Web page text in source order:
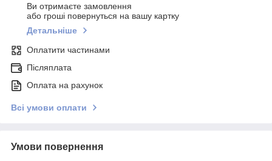
Ви отримаєте замовлення
або гроші повернуться на вашу картку
Детальніше
Оплатити частинами
Післяплата
Оплата на рахунок
Всі умови оплати
Умови повернення